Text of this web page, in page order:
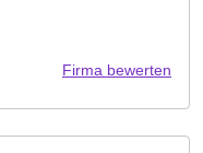
Firma bewerten